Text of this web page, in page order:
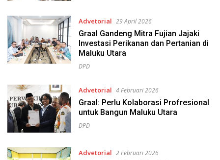
Advetorial 29 April 2026
Graal Gandeng Mitra Fujian Jajaki
Investasi Perikanan dan Pertanian di
Maluku Utara
DPD
Advetorial 4 Februari 2026
Graal: Perlu Kolaborasi Profresional
untuk Bangun Maluku Utara
DPD
Advetorial 2 Februari 2026